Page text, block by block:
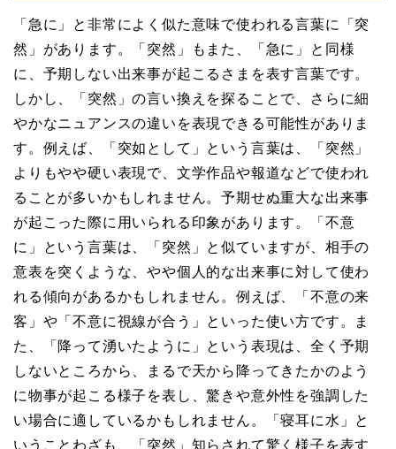
「急に」と非常によく似た意味で使われる言葉に「突
然」があります。「突然」もまた、「急に」と同様
に、予期しない出来事が起こるさまを表す言葉です。
しかし、「突然」の言い換えを探ることで、さらに細
やかなニュアンスの違いを表現できる可能性がありま
す。例えば、「突如として」という言葉は、「突然」
よりもやや硬い表現で、文学作品や報道などで使われ
ることが多いかもしれません。予期せぬ重大な出来事
が起こった際に用いられる印象があります。「不意
に」という言葉は、「突然」と似ていますが、相手の
意表を突くような、やや個人的な出来事に対して使わ
れる傾向があるかもしれません。例えば、「不意の来
客」や「不意に視線が合う」といった使い方です。ま
た、「降って湧いたように」という表現は、全く予期
しないところから、まるで天から降ってきたかのよう
に物事が起こる様子を表し、驚きや意外性を強調した
い場合に適しているかもしれません。「寝耳に水」と
いうことわざも、「突然」知らされて驚く様子を表す